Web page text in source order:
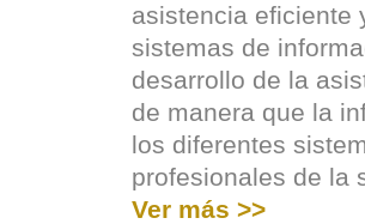
asistencia eficiente
sistemas de
desarrollo de la
de manera que la
los diferentes
profesionales de la
Ver más >>